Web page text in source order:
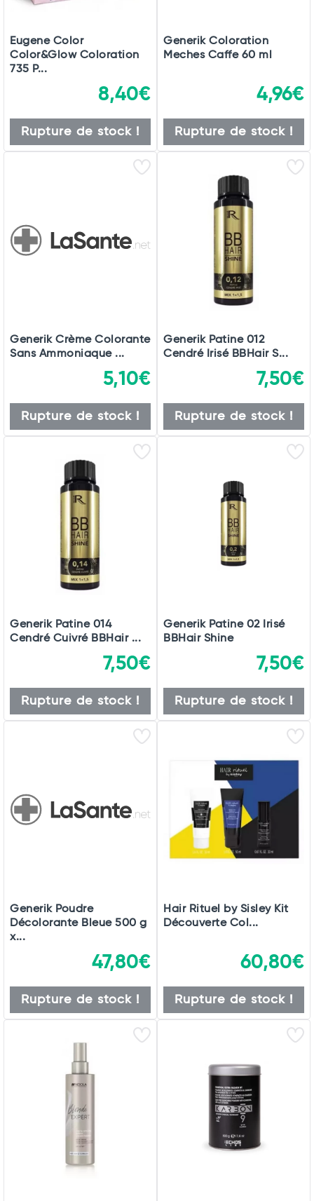
Eugene Color
Color&Glow Coloration
735 P...
8,40€
Rupture de stock !
Generik Coloration
Meches Caffe 60 ml
4,96€
Rupture de stock !
Generik Crème Colorante
Sans Ammoniaque ...
5,10€
Rupture de stock !
Generik Patine 012
Cendré Irisé BBHair S...
7,50€
Rupture de stock !
Generik Patine 014
Cendré Cuivré BBHair ...
7,50€
Rupture de stock !
Generik Patine 02 Irisé
BBHair Shine
7,50€
Rupture de stock !
Generik Poudre
Décolorante Bleue 500 g
x...
47,80€
Rupture de stock !
Hair Rituel by Sisley Kit
Découverte Col...
60,80€
Rupture de stock !